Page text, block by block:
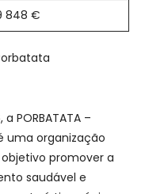
848 €
PORBATATA –
uma organização
promover a
saudável e